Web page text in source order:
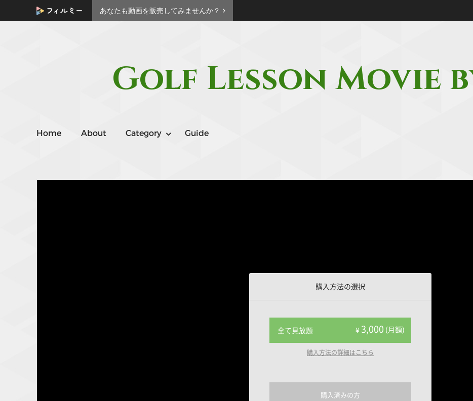
あなたも動画を販売してみませんか？
Golf Lesson Movie
Home About Category Guide
購入方法の選択
全て見放題 ¥3,000 (月額)
購入方法の詳細はこちら
購入済みの方